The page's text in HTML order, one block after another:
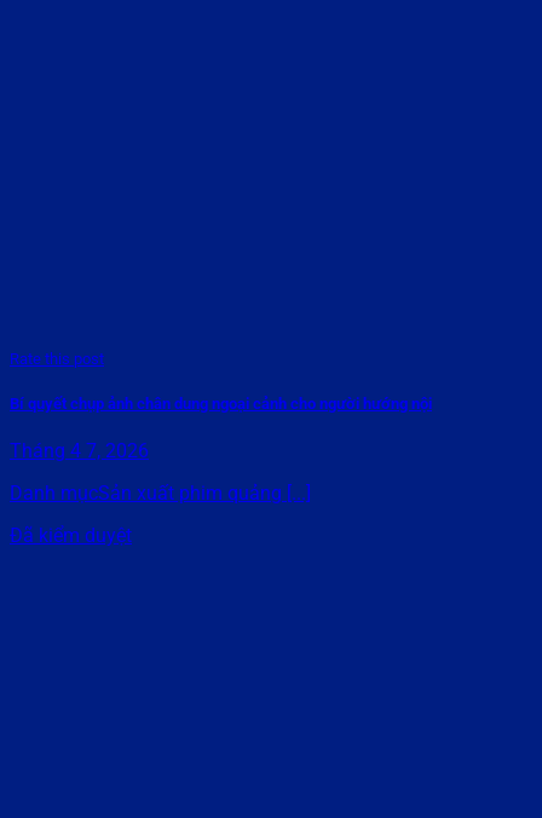
Rate this post
Bí quyết chụp ảnh chân dung ngoại cảnh cho người hướng nội
Tháng 4 7, 2026
Danh mụcSản xuất phim quảng [...]
Đã kiểm duyệt